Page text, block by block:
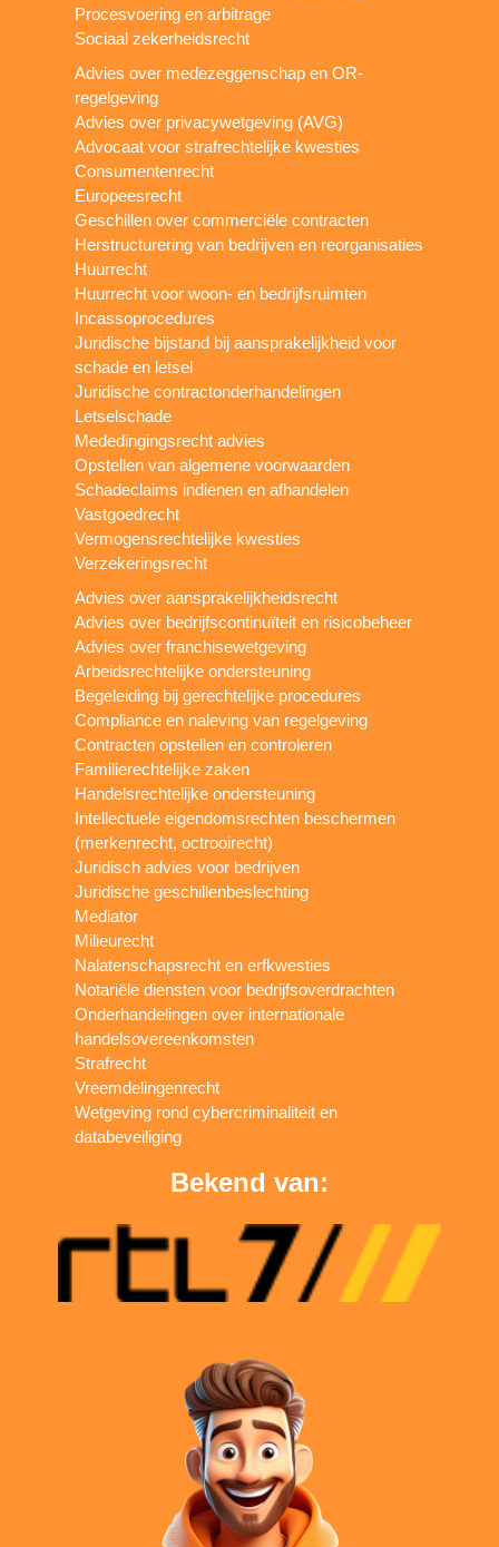
Procesvoering en arbitrage
Sociaal zekerheidsrecht
Advies over medezeggenschap en OR-
regelgeving
Advies over privacywetgeving (AVG)
Advocaat voor strafrechtelijke kwesties
Consumentenrecht
Europeesrecht
Geschillen over commerciële contracten
Herstructurering van bedrijven en reorganisaties
Huurrecht
Huurrecht voor woon- en bedrijfsruimten
Incassoprocedures
Juridische bijstand bij aansprakelijkheid voor
schade en letsel
Juridische contractonderhandelingen
Letselschade
Mededingingsrecht advies
Opstellen van algemene voorwaarden
Schadeclaims indienen en afhandelen
Vastgoedrecht
Vermogensrechtelijke kwesties
Verzekeringsrecht
Advies over aansprakelijkheidsrecht
Advies over bedrijfscontinuïteit en risicobeheer
Advies over franchisewetgeving
Arbeidsrechtelijke ondersteuning
Begeleiding bij gerechtelijke procedures
Compliance en naleving van regelgeving
Contracten opstellen en controleren
Familierechtelijke zaken
Handelsrechtelijke ondersteuning
Intellectuele eigendomsrechten beschermen
(merkenrecht, octrooirecht)
Juridisch advies voor bedrijven
Juridische geschillenbeslechting
Mediator
Milieurecht
Nalatenschapsrecht en erfkwesties
Notariële diensten voor bedrijfsoverdrachten
Onderhandelingen over internationale
handelsovereenkomsten
Strafrecht
Vreemdelingenrecht
Wetgeving rond cybercriminaliteit en
databeveiliging
Bekend van: